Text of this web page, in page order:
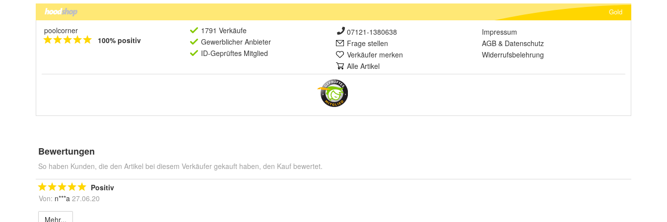
Gold
poolcorner
100% positiv
1791 Verkäufe
Gewerblicher Anbieter
ID-Geprüftes Mitglied
07121-1380638
Frage stellen
Verkäufer merken
Alle Artikel
Impressum
AGB & Datenschutz
Widerrufsbelehrung
Bewertungen
So haben Kunden, die den Artikel bei diesem Verkäufer gekauft haben, den Kauf bewertet.
Positiv
Von: n***a 27.06.20
Mehr...